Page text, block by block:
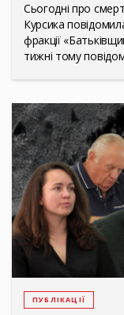
Сьогодні про
Курсика
фракції
тижні тому
ПУБЛІКАЦІЇ